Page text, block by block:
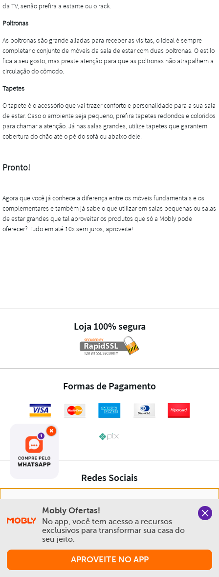
experiência na Mobly. Quando você navega no nosso site,
aceita esta condição
Política de Privacidade e Cookies
×
Mobly Ofertas!
No app, você tem acesso a recursos
exclusivos para transformar sua casa do
seu jeito.
APROVEITE NO APP